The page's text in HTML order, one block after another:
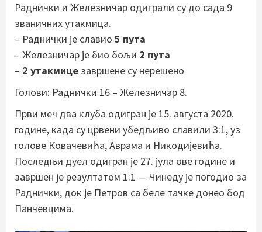
Раднички и Железничар одиграли су до сада 9
званичних утакмица.
– Раднички је славио 5 пута
– Железничар је био бољи 2 пута
– 2 утакмице завршене су нерешено
Голови: Раднички 16 – Железничар 8.
Први меч два клуба одигран је 15. августа 2020.
године, када су црвени убедљиво славили 3:1, уз
голове Ковачевића, Аврама и Никодијевића.
Последњи дуел одигран је 27. јула ове године и
завршен је резултатом 1:1 — Чинеду је погодио за
Раднички, док је Петров са беле тачке донео бод
Панчевцима.